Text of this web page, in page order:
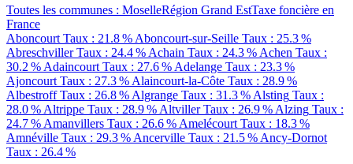
Toutes les communes : MoselleRégion Grand EstTaxe foncière en
France
Aboncourt Taux : 21.8 % Aboncourt-sur-Seille Taux : 25.3 %
AbreschvillerTaux : 24.4 % Achain Taux : 24.3 % Achen Taux :
30.2 % Adaincourt Taux : 27.6 % Adelange Taux : 23.3 %
Ajoncourt Taux : 27.3 % Alaincourt-la-Côte Taux : 28.9 %
AlbestroffTaux : 26.8 % Algrange Taux : 31.3 % Alsting Taux :
28.0 % Altrippe Taux : 28.9 % AltvillerTaux : 26.9 % Alzing Taux :
24.7 % Amanvillers Taux : 26.6 % Amelécourt Taux : 18.3 %
Amnéville Taux : 29.3 % Ancerville Taux : 21.5 % Ancy-Dornot
Taux : 26.4 %